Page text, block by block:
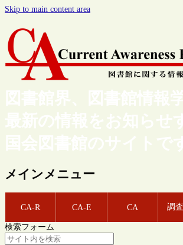
Skip to main content area
図書館界、図書館情報
最新の情報をお知らせ
国会図書館のサイトで
メインメニュー
CA-R CA-E CA 調
検索フォーム